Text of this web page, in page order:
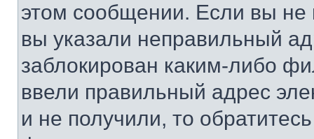
этом сообщении. Если вы
вы указали неправильный
заблокирован каким-либо
ввели правильный адрес
и не получили, то